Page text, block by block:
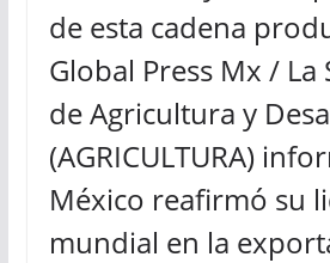
de esta cadena
Global Press Mx / La
de Agricultura y
(AGRICULTURA)
México reafirmó su
mundial en la